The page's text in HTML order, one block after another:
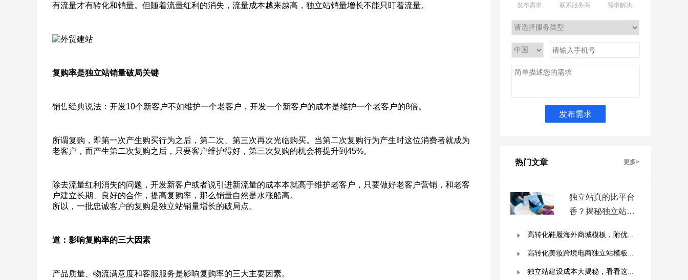
有流量才有转化和销量。但随着流量红利的消失，流量成本越来越高，独立站销量增长不能只盯着流量。
复购率是独立站销量破局关键
销售经典说法：开发10个新客户不如维护一个老客户，开发一个新客户的成本是维护一个老客户的8倍。
所谓复购，即第一次产生购买行为之后，第二次、第三次再次光临购买。当第二次复购行为产生时这位消费者就成为
老客户，而产生第二次复购之后，只要客户维护得好，第三次复购的机会将提升到45%。
除去流量红利消失的问题，开发新客户或者说引进新流量的成本本就高于维护老客户，只要做好老客户营销，和老客
户建立长期、良好的合作，提高复购率，那么销量自然是水涨船高。
所以，一批忠诚客户的复购是独立站销量增长的破局点。
道：影响复购率的三大因素
产品质量、物流满意度和客服服务是影响复购率的三大主要因素。
发布需求 联系服务商 需求解决
热门文章 更多>
独立站真的比平台
香？揭秘独立站被